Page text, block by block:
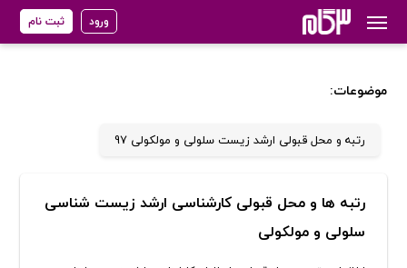
ورود ثبت نام
موضوعات:
رتبه و محل قبولی ارشد زیست سلولی و مولکولی 97
رتبه ها و محل قبولی کارشناسی ارشد زیست شناسی
سلولی و مولکولی